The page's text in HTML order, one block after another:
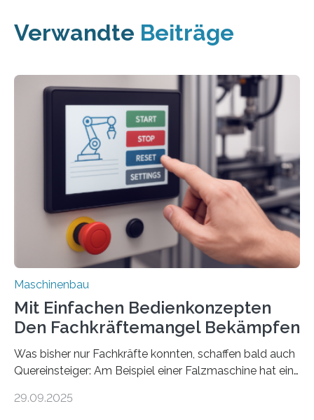
Verwandte Beiträge
Maschinenbau
Mit Einfachen Bedienkonzepten
Den Fachkräftemangel Bekämpfen
Was bisher nur Fachkräfte konnten, schaffen bald auch
Quereinsteiger: Am Beispiel einer Falzmaschine hat ein
Mensch-Maschine-Schnittstelle so sehr vereinfacht,
29.09.2025